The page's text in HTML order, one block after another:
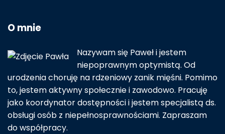
O mnie
Nazywam się Paweł i jestem
niepoprawnym optymistą. Od
urodzenia choruję na rdzeniowy zanik mięśni. Pomimo
to, jestem aktywny społecznie i zawodowo. Pracuję
jako koordynator dostępności i jestem specjalistą ds.
obsługi osób z niepełnosprawnościami. Zapraszam
do współpracy.